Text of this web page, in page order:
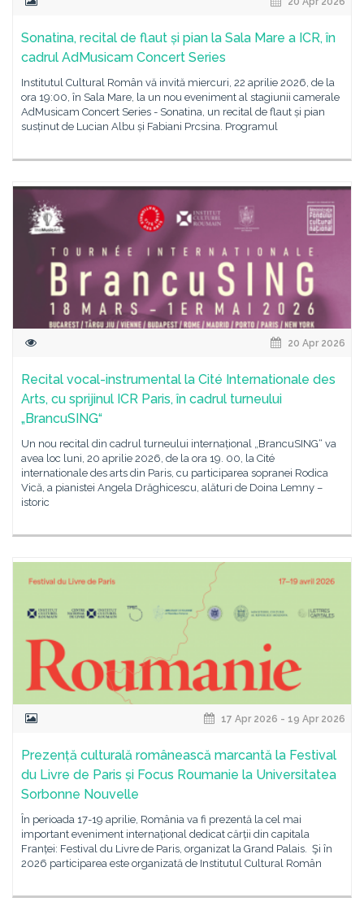
Sonatina, recital de flaut și pian la Sala Mare a ICR, în
cadrul AdMusicam Concert Series
Institutul Cultural Român vă invită miercuri, 22 aprilie 2026, de la
ora 19:00, în Sala Mare, la un nou eveniment al stagiunii camerale
AdMusicam Concert Series - Sonatina, un recital de flaut și pian
susținut de Lucian Albu și Fabiani Prcsina. Programul
20 Apr 2026
Recital vocal-instrumental la Cité Internationale des
Arts, cu sprijinul ICR Paris, în cadrul turneului
„BrancuSING“
Un nou recital din cadrul turneului internațional „BrancuSING“ va
avea loc luni, 20 aprilie 2026, de la ora 19. 00, la Cité
internationale des arts din Paris, cu participarea sopranei Rodica
Vică, a pianistei Angela Drăghicescu, alături de Doina Lemny –
istoric
17 Apr 2026 - 19 Apr 2026
Prezență culturală românească marcantă la Festival
du Livre de Paris și Focus Roumanie la Universitatea
Sorbonne Nouvelle
În perioada 17-19 aprilie, România va fi prezentă la cel mai
important eveniment internațional dedicat cărții din capitala
Franței: Festival du Livre de Paris, organizat la Grand Palais. Şi în
2026 participarea este organizată de Institutul Cultural Român